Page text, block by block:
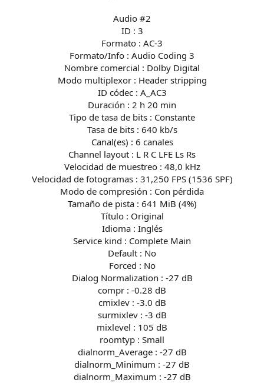
Audio #2
ID : 3
Formato : AC-3
Formato/Info : Audio Coding 3
Nombre comercial : Dolby Digital
Modo multiplexor : Header stripping
ID códec : A_AC3
Duración : 2 h 20 min
Tipo de tasa de bits : Constante
Tasa de bits : 640 kb/s
Canal(es) : 6 canales
Channel layout : L R C LFE Ls Rs
Velocidad de muestreo : 48,0 kHz
Velocidad de fotogramas : 31,250 FPS (1536 SPF)
Modo de compresión : Con pérdida
Tamaño de pista : 641 MiB (4%)
Título : Original
Idioma : Inglés
Service kind : Complete Main
Default : No
Forced : No
Dialog Normalization : -27 dB
compr : -0.28 dB
cmixlev : -3.0 dB
surmixlev : -3 dB
mixlevel : 105 dB
roomtyp : Small
dialnorm_Average : -27 dB
dialnorm_Minimum : -27 dB
dialnorm_Maximum : -27 dB